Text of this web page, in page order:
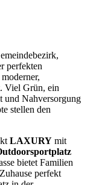
perfekten
Viel Grün, ein
und Nahversorgung
stellen den
LAXURY mit
bietet Familien
perfekt